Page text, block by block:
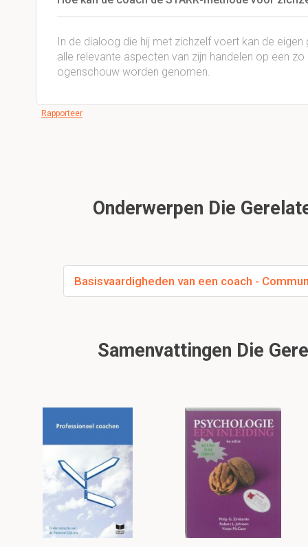
In de dialoog die hij met zichzelf voert kan de
alle relevante aspecten van zijn handelen op een
ogenschouw worden genomen.
Rapporteer
Onderwerpen Die
Basisvaardigheden van een coach -
Samenvattingen Die